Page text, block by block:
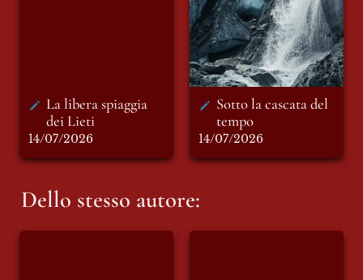
La libera spiaggia
dei Lieti
14/07/2026
tempo
Sotto la cascata del
tempo
14/07/2026
Dello stesso autore:
L’estate sta finendo
Il libero Re dei Pirati